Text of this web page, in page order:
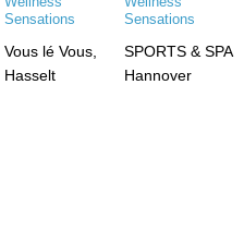
Vous lé Vous,
Hasselt
SPORTS & SPA
Hannover